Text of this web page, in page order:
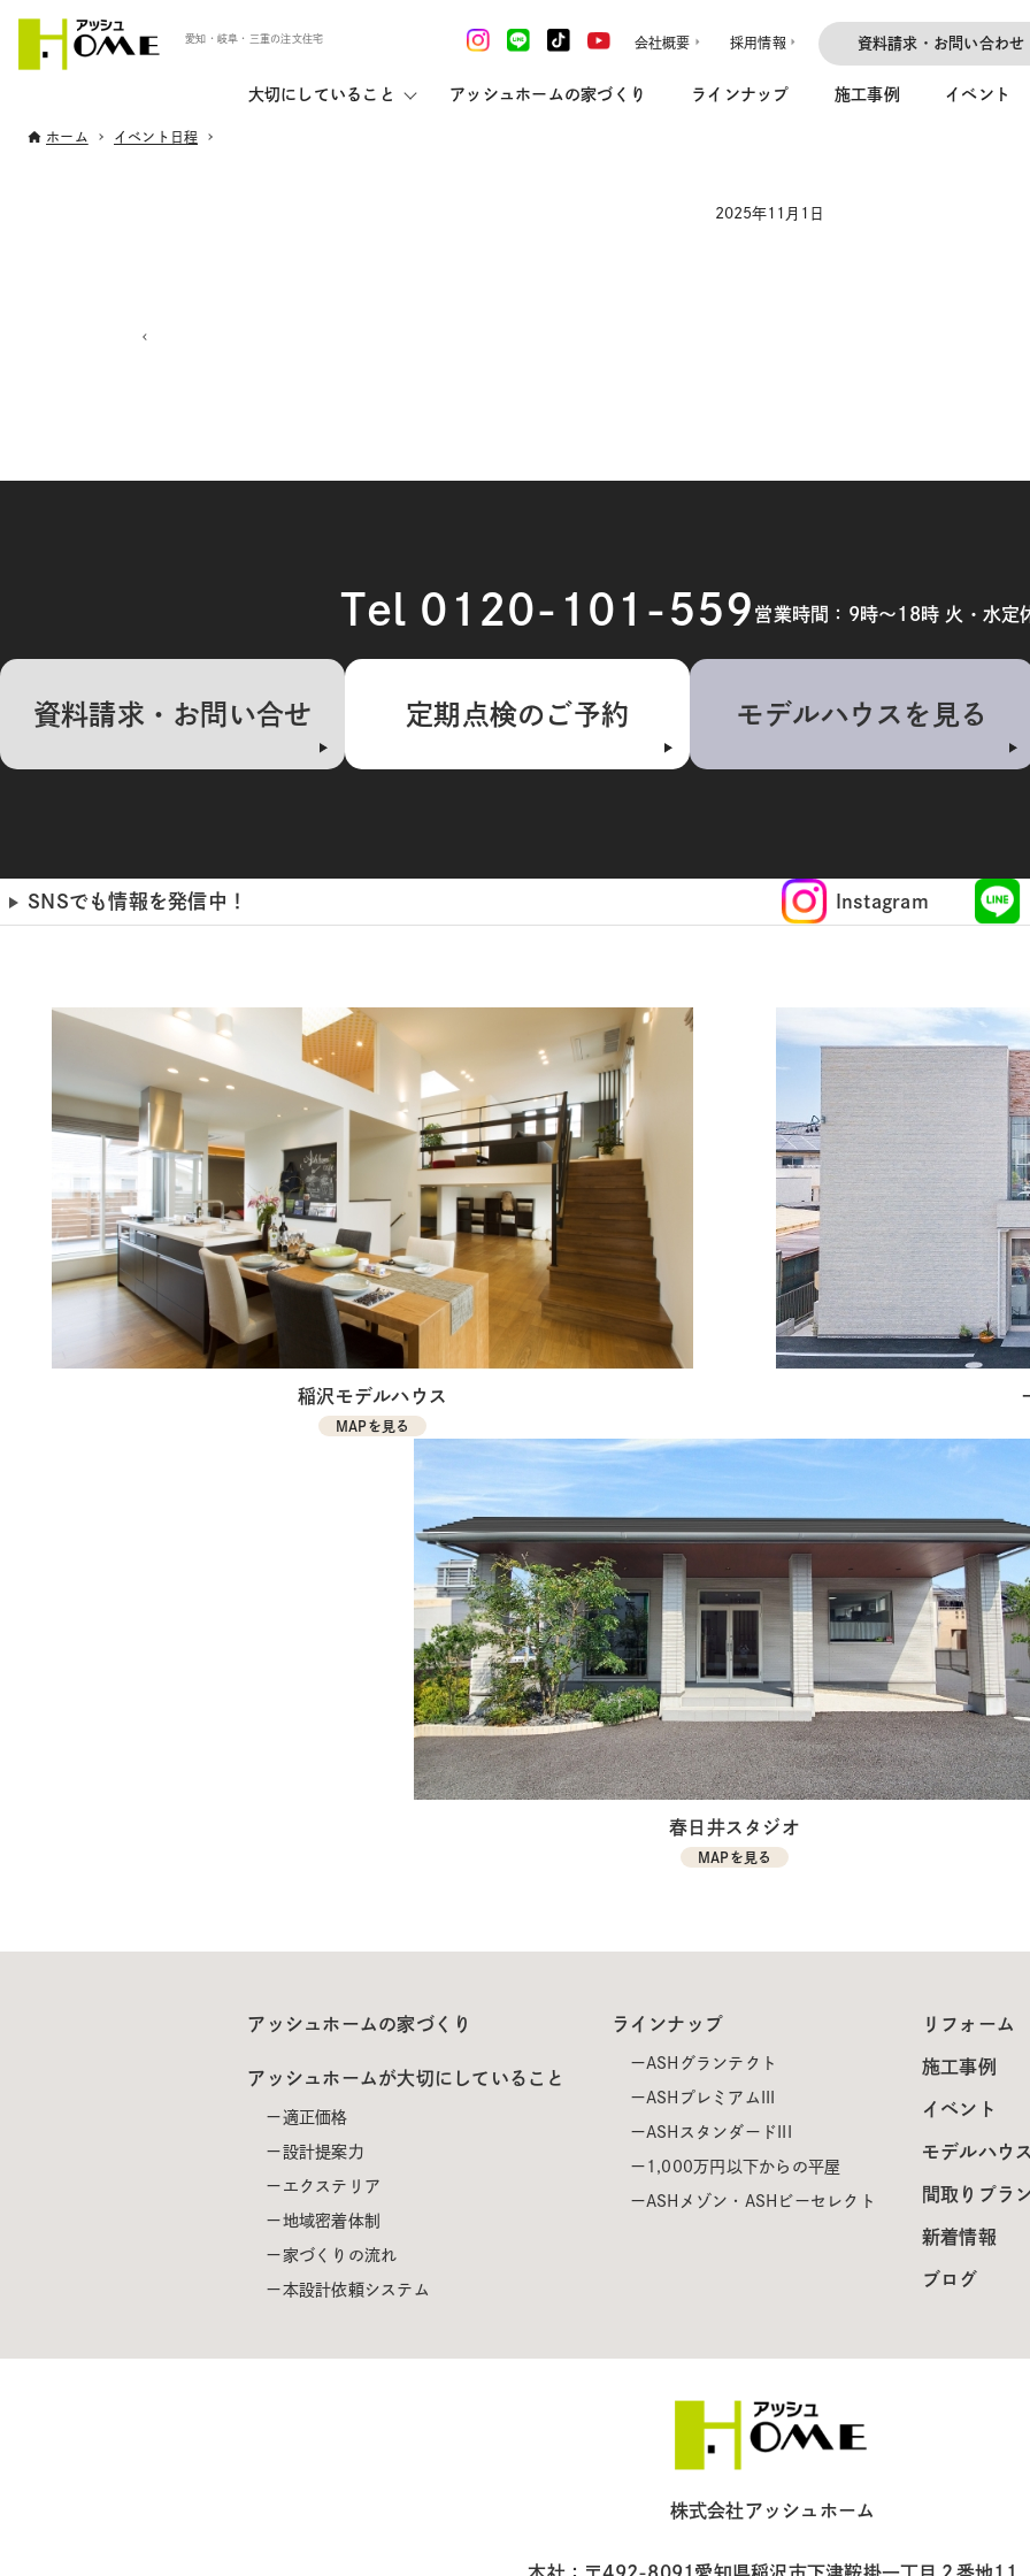
愛知・岐阜・三重の注文住宅 会社概要 採用情報 資料請求・お問い合わせ
大切にしていること アッシュホームの家づくり ラインナップ 施工事例 イベント
ホーム イベント日程
2025年11月1日
Tel 0120-101-559 営業時間：9時～18時 火・水定
資料請求・お問い合せ 定期点検のご予約 モデルハウスを見る
SNSでも情報を発信中！ Instagram
稲沢モデルハウス
MAPを見る
春日井スタジオ
MAPを見る
アッシュホームの家づくり
アッシュホームが大切にしていること
適正価格
設計提案力
エクステリア
地域密着体制
家づくりの流れ
本設計依頼システム
ラインナップ
ASHグランテクト
ASHプレミアムIII
ASHスタンダードIII
1,000万円以下からの平屋
ASHメゾン・ASHビーセレクト
リフォーム
施工事例
イベント
モデルハウ
間取りプラ
新着情報
ブログ
株式会社アッシュホーム